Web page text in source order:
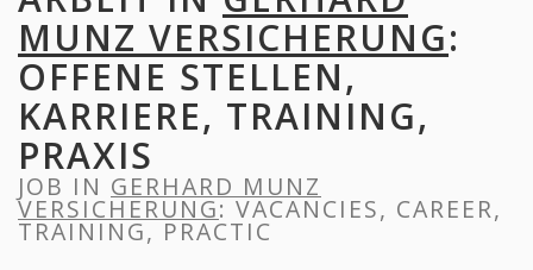
MUNZ VERSICHERUNG:
OFFENE STELLEN,
KARRIERE, TRAINING,
PRAXIS
JOB IN GERHARD MUNZ
VERSICHERUNG: VACANCIES, CAREER,
TRAINING, PRACTIC